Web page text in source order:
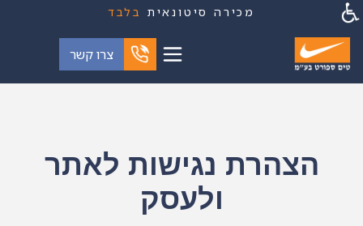
מכירה סיטונאית בלבד
צרו קשר
הצהרת נגישות לאתר
ולעסק